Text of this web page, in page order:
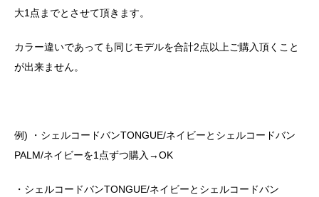
大1点までとさせて頂きます。
カラー違いであっても同じモデルを合計2点以上ご購入頂くこと
が出来ません。
例) ・シェルコードバンTONGUE/ネイビーとシェルコードバン
PALM/ネイビーを1点ずつ購入→OK
・シェルコードバンTONGUE/ネイビーとシェルコードバン